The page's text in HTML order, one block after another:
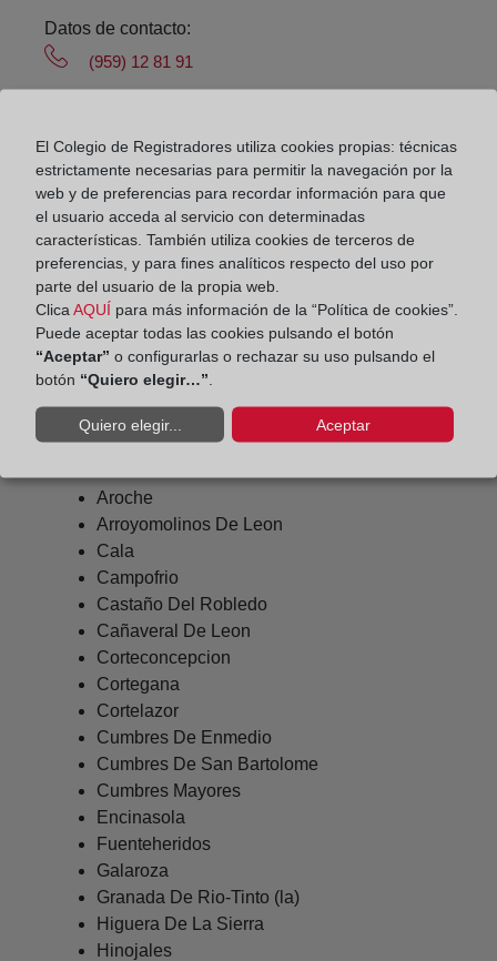
Datos de contacto:
(959) 12 81 91
Eduardo Fernández Estevan
Delegado de Protección de Datos:
dpo@corpme.es
Otros municipios incluidos en el
distrito hipotecario
Alajar
Aroche
Arroyomolinos De Leon
Cala
Campofrio
Castaño Del Robledo
Cañaveral De Leon
Corteconcepcion
Cortegana
Cortelazor
Cumbres De Enmedio
Cumbres De San Bartolome
Cumbres Mayores
Encinasola
Fuenteheridos
Galaroza
Granada De Rio-Tinto (la)
Higuera De La Sierra
Hinojales
El Colegio de Registradores utiliza cookies propias: técnicas
estrictamente necesarias para permitir la navegación por la
web y de preferencias para recordar información para que
el usuario acceda al servicio con determinadas
características. También utiliza cookies de terceros de
preferencias, y para fines analíticos respecto del uso por
parte del usuario de la propia web.
Clica AQUÍ para más información de la “Política de cookies”.
Puede aceptar todas las cookies pulsando el botón
“Aceptar” o configurarlas o rechazar su uso pulsando el
botón “Quiero elegir…”
Quiero elegir... Aceptar